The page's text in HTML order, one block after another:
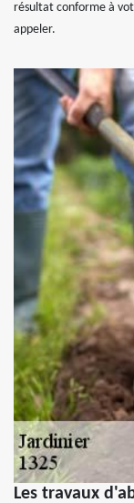
résultat conforme à
appeler.
Les travaux